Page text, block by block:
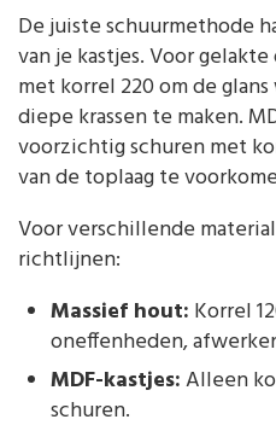
De juiste schuurmethode
van je kastjes. Voor
met korrel 220 om de
diepe krassen te maken.
voorzichtig schuren met
van de toplaag te
Voor verschillende
richtlijnen:
Massief hout: Korrel
oneffenheden,
MDF-kastjes:Alleen
schuren.